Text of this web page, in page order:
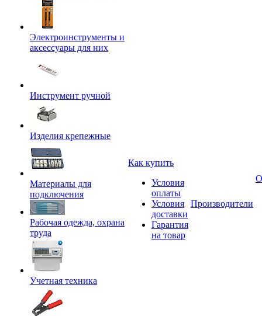
Электроинструменты и
аксессуары для них
Инструмент ручной
Изделия крепежные
Материалы для
подключения
Рабочая одежда, охрана
труда
Учетная техника
Как купить
Условия
оплаты
Условия
доставки
Гарантия
на товар
Производители